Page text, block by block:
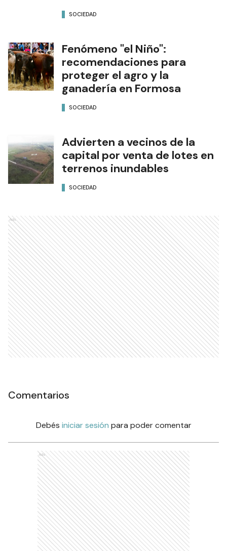
SOCIEDAD
Fenómeno "el Niño":
recomendaciones para
proteger el agro y la
ganadería en Formosa
SOCIEDAD
Advierten a vecinos de la
capital por venta de lotes en
terrenos inundables
SOCIEDAD
Ads
Comentarios
Debés iniciar sesión para poder comentar
Ads